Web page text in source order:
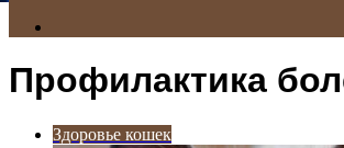
Профилактика
Здоровье кошек